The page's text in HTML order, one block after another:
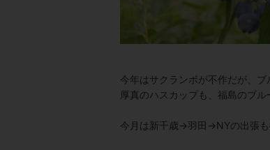
今年はサクランボが不作だが、ブ
厚真のハスカップも、福島のブ
今月は新千歳→羽田→NYの出張も